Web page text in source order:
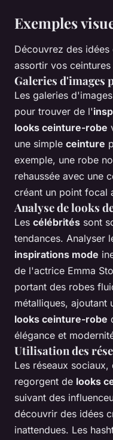
Exemples
Découvrez des
assortir vos
Galeries d'images
Les galeries
pour trouver de l'
looks ceinture-robe
une simple ceinture
exemple, une robe
rehaussée avec une
créant un point focal
Analyse de looks
Les célébrités sont
tendances. Analyser
inspirations mode
de l'actrice Emma
portant des robes
métalliques, ajoutant
looks ceinture-robe
élégance et
Utilisation des
Les réseaux
regorgent de looks
suivant des
découvrir des idées
inattendues. Les